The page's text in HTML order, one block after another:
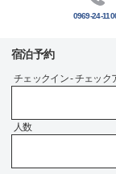
0969-24-
宿泊予約
チェックイン - チェック
人数